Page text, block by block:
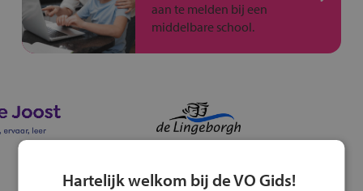
aan te melden bij een
middelbare school.
Hartelijk welkom bij de VO Gids!